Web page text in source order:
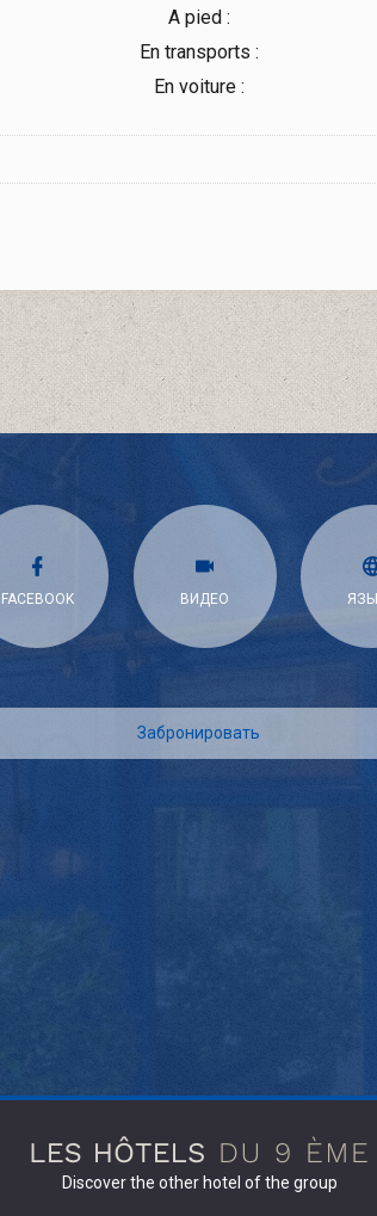
A pied :
En transports :
En voiture :
FACEBOOK ВИДЕО
Забронировать
Discover the other hotel of the group